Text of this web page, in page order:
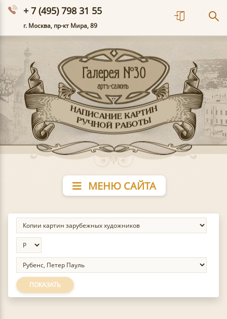
+ 7 (495) 798 31 55
г. Москва, пр-кт Мира, 89
МЕНЮ САЙТА
ПОКАЗАТЬ